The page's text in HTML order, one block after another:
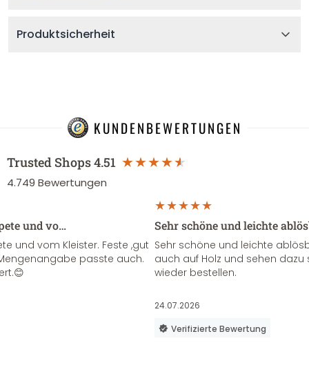
Produktsicherheit
KUNDENBEWERTUNGEN
Trusted Shops4.51
4.749 Bewertungen
und vo…
und vom Kleister. Feste ,gut
passte auch.
Sehr schöne und leichte
Sehr schöne und leichte
auch auf Holz und sehen
wieder bestellen.
24.07.2026
Verifizierte Bewertung